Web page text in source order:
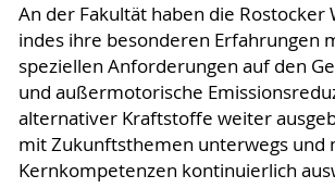
An der Fakultät haben die Rostocker
indes ihre besonderen Erfahrungen
speziellen Anforderungen auf den
und außermotorische
alternativer Kraftstoffe weiter
mit Zukunftsthemen unterwegs und
Kernkompetenzen kontinuierlich